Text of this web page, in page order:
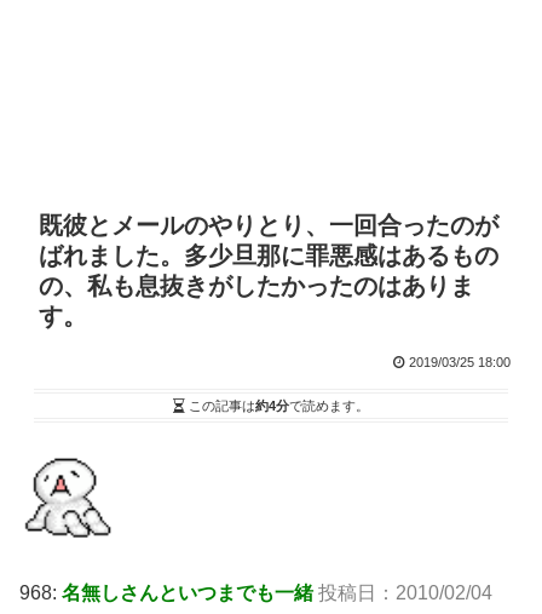
既彼とメールのやりとり、一回合ったのが
ばれました。多少旦那に罪悪感はあるもの
の、私も息抜きがしたかったのはありま
す。
2019/03/25 18:00
この記事は約4分で読めます。
968: 名無しさんといつまでも一緒投稿日：2010/02/04